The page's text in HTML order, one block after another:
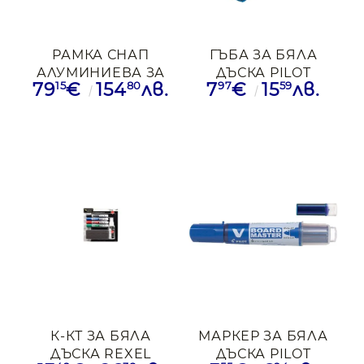
РАМКА СНАП
АЛУМИНИЕВА ЗА
ПЛАКАТ 500/700ММ
7915€ 15480лв.
ГЪБА ЗА БЯЛА
ДЪСКА PILOT
МАГНИТНА
797€ 1559лв.
К-КТ ЗА БЯЛА
ДЪСКА REXEL
МАРКЕР ЗА БЯЛА
ДЪСКА PILOT